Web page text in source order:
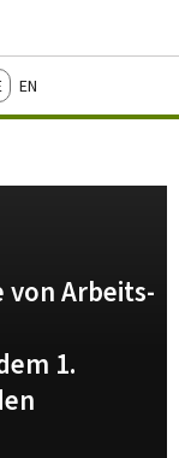
English
von Arbeits-
1.